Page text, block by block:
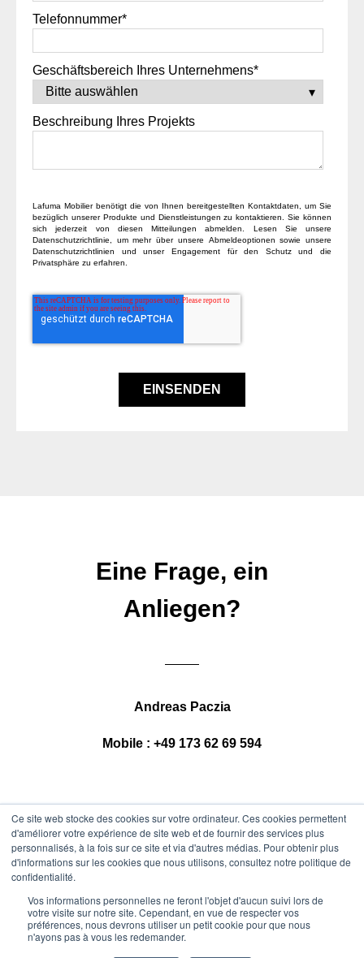
Ce site web stocke des cookies sur votre ordinateur. Ces cookies permettent
d'améliorer votre expérience de site web et de fournir des services plus
personnalisés, à la fois sur ce site et via d'autres médias. Pour obtenir plus
d'informations sur les cookies que nous utilisons, consultez notre politique de
confidentialité.
Vos informations personnelles ne feront l'objet d'aucun suivi lors de
votre visite sur notre site. Cependant, en vue de respecter vos
préférences, nous devrons utiliser un petit cookie pour que nous
n'ayons pas à vous les redemander.
Telefonnummer*
Geschäftsbereich Ihres Unternehmens*
Beschreibung Ihres Projekts
Lafuma Mobilier benötigt die von Ihnen bereitgestellten Kontaktdaten, um Sie
bezüglich unserer Produkte und Dienstleistungen zu kontaktieren. Sie können
sich jederzeit von diesen Mitteilungen abmelden. Lesen Sie unsere
Datenschutzrichtlinie, um mehr über unsere Abmeldeoptionen sowie unsere
Datenschutzrichtlinien und unser Engagement für den Schutz und die
Privatsphäre zu erfahren.
Eine Frage, ein
Anliegen?
Andreas Paczia
Mobile : +49 173 62 69 594